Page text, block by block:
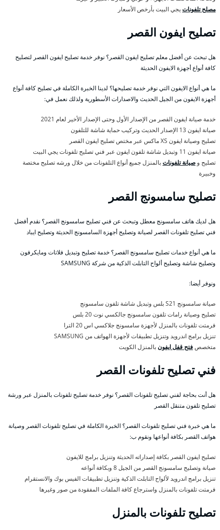
مصلح تلفوناتيجي البيت بأرخص الأسعار
تصليح ايفون القصر
هل تبحث عن أفضل معلم تصليح ايفون القصر؟ نوفر خدمة تصليح ايفون القصر لتصليح
كافة أنواع أجهزة الايفون الحديثة
ما هي أنواع الايفون التي نوفر خدمة تصليحها؟ لدينا الخبرة الكاملة في تصليح كافة أنواع
أجهزة الايفون من الجيل الحديث والاصدارات الأسطورية ولذلك نعمل في:
خدمة صيانة ايفون القصر من الإصدار الأول وحتى الإصدار الأخير لعام 2021
صيانة ايفون 13 الإصدار الحديث وتركيب حماية شاشة للتلفون
تصليح وصيانة ايفون XS ماكس عبر مختص تصليح ايفون القصر
صيانة ايفون 11 وتبديل شاشة تلفون ايفون عبر فني تصليح تلفونات يجي البيت
تصليح و صيانة تلفوناتبالمنزل جميع أنواع التلفونات من خلال ورشه تصليح مختصة
وخبيرة
تصليح سامسونج القصر
هل لديك هاتف سامسونج معطل وتبحث عن فني تصليح سامسونج القصر؟ نقدم أفضل
فني تصليح تلفونات القصر لصيانة وتصليح أجهزة السامسونج الحديثة وتصليح ايباد
ما هي أنواع خدمات تصليح سامسونج القصر؟ خدمة تصليح وتبديل فلاتات ومايكرفون
وتصليح شاشة وتصليح ألواح التابلت الذكية من شركة SAMSUNG
ونوفر أيضا:
صيانة سامسونج S21 بلس وتبديل شاشة تلفون سامسونج
تصليح وصيانة رامات تلفون سامسونج جالكسي نوت 20 بلس
فرمتت تلفونات بالمنزل لأجهزة سامسونج جلاكسي اس 20 الترا
تنزيل برامج اندرويد وتنزيل تطبيقات لأجهزة الهواتف من SAMSUNG
متخصصفتح قفل ايفونبالمنزل الكويت
فني تصليح تلفونات القصر
هل أنت بحاجة لفني تصليح تلفونات القصر؟ نوفر خدمة تصليح تلفونات بالمنزل عبر ورشة
تصليح تلفون متنقل القصر
ما هي خبرة فني تصليح تلفونات القصر؟ الخبرة الكاملة في تصليح تلفونات القصر وصيانة
هواتف القصر بكافة أنواعها ونقوم ب:
تصليح ايفون القصر بكافة إصداراته الحديثة وتنزيل برامج للايفون
صيانة وتصليح سامسونج القصر من الجيل 8 وبكافة أنواعه
تنزيل برامج اندرويد لألواح التابلت الذكية وتنزيل تطبيقات الفيس بوك والانستقرام
فرمتت تلفونات بالمنزل واسترجاع كافة الملفات المفقودة من صور وغيرها
تصليح تلفونات بالمنزل